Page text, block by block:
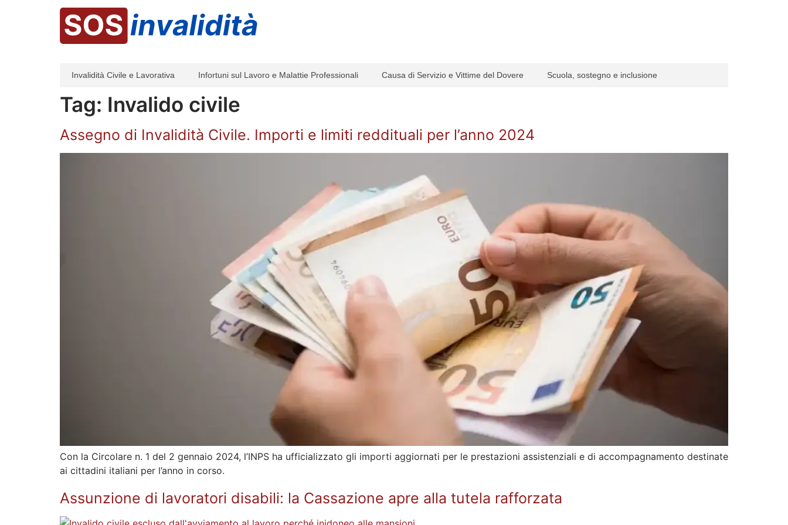
Invalidità Civile e Lavorativa Infortuni sul Lavoro e Malattie Professionali Causa di Servizio e Vittime del Dovere Scuola, sostegno e inclusione
Tag: Invalido civile
Assegno di Invalidità Civile. Importi e limiti reddituali per l’anno 2024
Con la Circolare n. 1 del 2 gennaio 2024, l’INPS ha ufficializzato gli importi aggiornati per le prestazioni assistenziali e di accompagnamento destinate
ai cittadini italiani per l’anno in corso.
Assunzione di lavoratori disabili: la Cassazione apre alla tutela rafforzata